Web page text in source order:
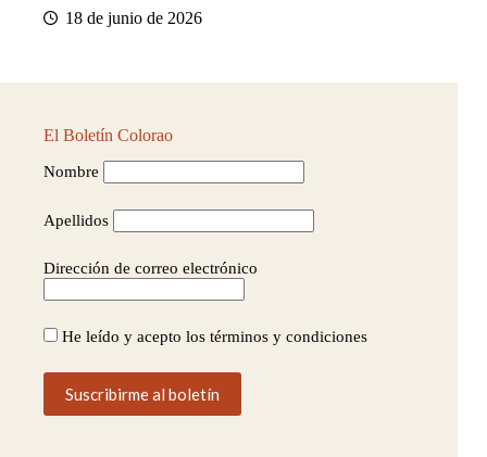
18 de junio de 2026
El Boletín Colorao
Nombre
Apellidos
Dirección de correo electrónico
He leído y acepto los términos y condiciones